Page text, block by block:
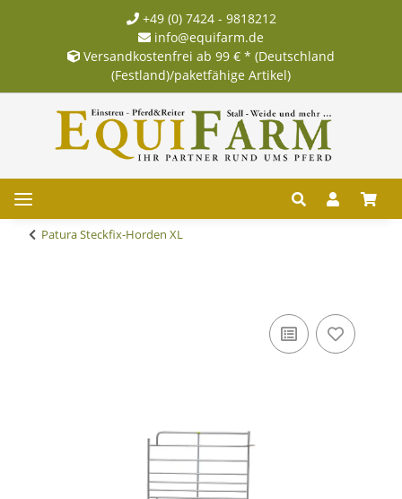
+49 (0) 7424 - 9818212
info@equifarm.de
Versandkostenfrei ab 99 € * (Deutschland
(Festland)/paketfähige Artikel)
Patura Steckfix-Horden XL